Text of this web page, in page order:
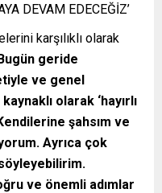
DEVAM EDECEĞİZ’
karşılıklı olarak
geride
ve genel
olarak ‘hayırlı
şahsım ve
Ayrıca çok
ve önemli adımlar